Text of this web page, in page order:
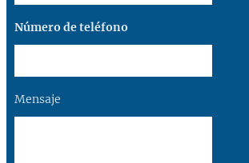
Número de teléfono
Mensaje